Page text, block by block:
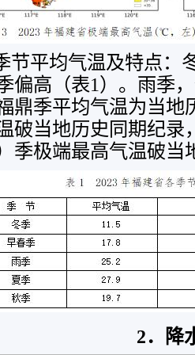
平均气温及特点：
偏高（表1）。雨季
鼎季平均气温为当地
破当地历史同期纪录
季极端最高气温破当
2．降